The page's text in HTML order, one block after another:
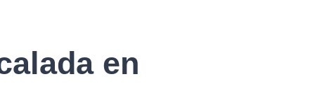
en